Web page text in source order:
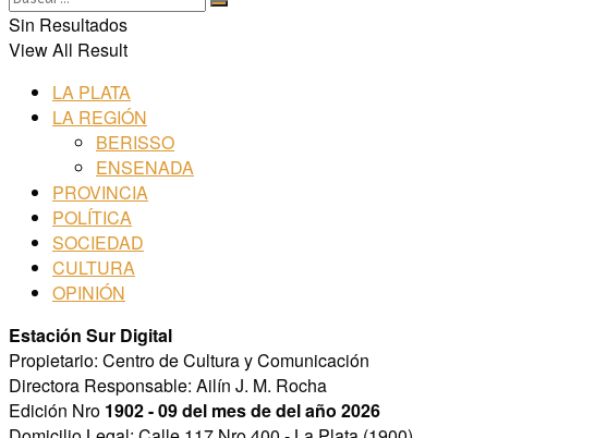
Sin Resultados
View All Result
LA PLATA
LA REGIÓN
BERISSO
ENSENADA
PROVINCIA
POLÍTICA
SOCIEDAD
CULTURA
OPINIÓN
Estación Sur Digital
Propietario: Centro de Cultura y Comunicación
Directora Responsable: Ailín J. M. Rocha
Edición Nro 1902 - 09 del mes de del año 2026